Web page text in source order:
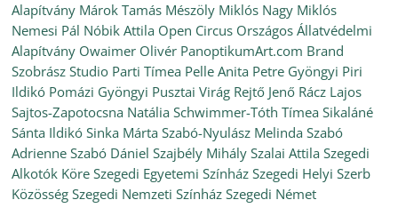
Alapítvány Márok Tamás Mészöly Miklós Nagy Miklós
Nemesi Pál Nóbik Attila Open Circus Országos Állatvédelmi
Alapítvány Owaimer Olivér PanoptikumArt.com Brand
Szobrász Studio Parti Tímea Pelle Anita Petre Gyöngyi Piri
Ildikó Pomázi Gyöngyi Pusztai Virág Rejtő Jenő Rácz Lajos
Sajtos-Zapotocsna Natália Schwimmer-Tóth Tímea Sikaláné
Sánta Ildikó Sinka Márta Szabó-Nyulász Melinda Szabó
Adrienne Szabó Dániel Szajbély Mihály Szalai Attila Szegedi
Alkotók Köre Szegedi Egyetemi Színház Szegedi Helyi Szerb
Közösség Szegedi Nemzeti Színház Szegedi Német